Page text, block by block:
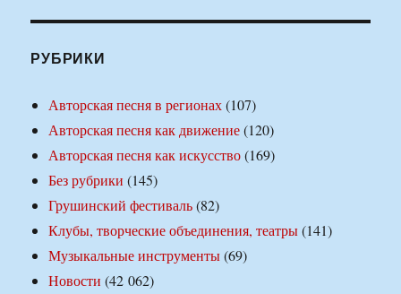
РУБРИКИ
Авторская песня в регионах(107)
Авторская песня как движение(120)
Авторская песня как искусство(169)
Без рубрики (145)
Грушинский фестиваль(82)
Клубы, творческие объединения, театры(141)
Музыкальные инструменты(69)
Новости (42 062)